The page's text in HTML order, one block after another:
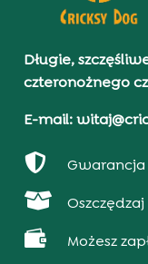
Długie,
czteronożnego
E-mail:
 Gwarancja

 Możesz